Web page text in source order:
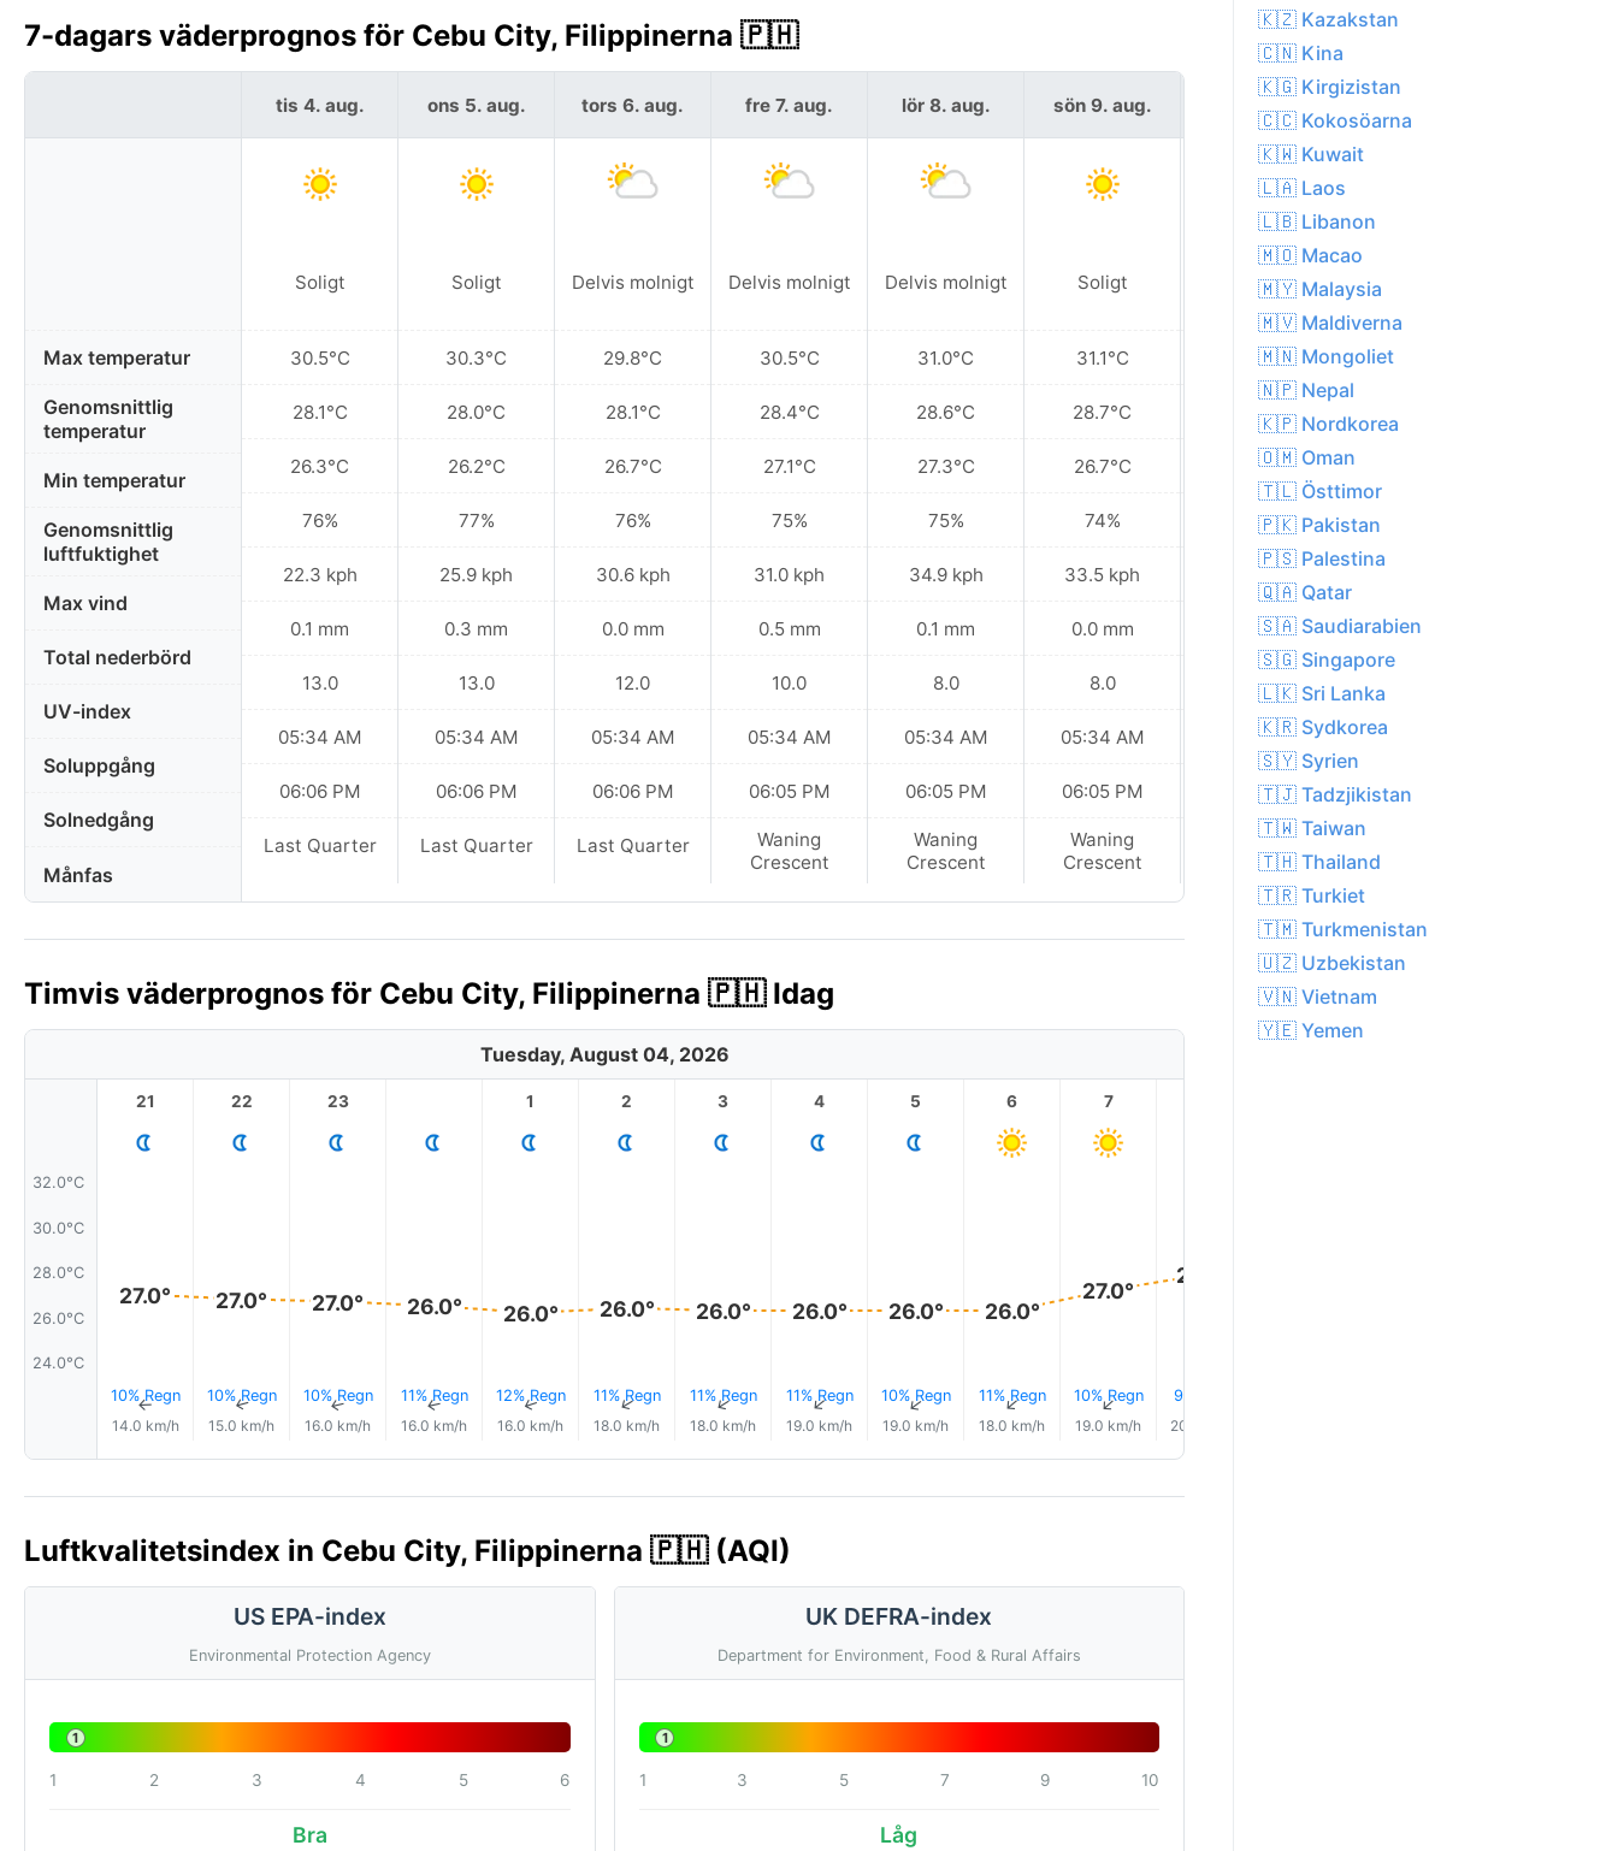
7-dagars väderprognos för Cebu City, Filippinerna 🇵🇭
Max temperatur
Genomsnittlig
temperatur
Min temperatur
Genomsnittlig
luftfuktighet
Max vind
Total nederbörd
UV-index
Soluppgång
Solnedgång
Månfas
tis 4. aug.
Soligt
30.5°C
28.1°C
26.3°C
76%
22.3 kph
0.1 mm
13.0
05:34 AM
06:06 PM
Last Quarter
ons 5. aug.
Soligt
30.3°C
28.0°C
26.2°C
77%
25.9 kph
0.3 mm
13.0
05:34 AM
06:06 PM
Last Quarter
tors 6. aug.
Delvis molnigt
29.8°C
28.1°C
26.7°C
76%
30.6 kph
0.0 mm
12.0
05:34 AM
06:06 PM
Last Quarter
fre 7. aug.
Delvis molnigt
30.5°C
28.4°C
27.1°C
75%
31.0 kph
0.5 mm
10.0
05:34 AM
06:05 PM
Waning
Crescent
lör 8. aug.
Delvis molnigt
31.0°C
28.6°C
27.3°C
75%
34.9 kph
0.1 mm
8.0
05:34 AM
06:05 PM
Waning
Crescent
sön 9. aug.
Soligt
31.1°C
28.7°C
26.7°C
74%
33.5 kph
0.0 mm
8.0
05:34 AM
06:05 PM
Waning
Crescent
Soligt
30.6°C
28.7°C
27.6°C
74%
34.6 kph
0.0 mm
8.0
05:34 AM
06:04 PM
Timvis väderprognos för Cebu City, Filippinerna 🇵🇭 Idag
Tuesday, August 04, 2026
32.0°C
30.0°C
28.0°C
26.0°C
24.0°C
21
27.0°
10% Regn
↑
14.0 km/h
22
27.0°
10% Regn
↑
15.0 km/h
23
27.0°
10% Regn
↑
16.0 km/h
26.0°
11% Regn
↑
16.0 km/h
1
26.0°
12% Regn
↑
16.0 km/h
2
26.0°
11% Regn
↑
18.0 km/h
3
26.0°
11% Regn
↑
18.0 km/h
4
26.0°
11% Regn
↑
19.0 km/h
5
26.0°
10% Regn
↑
19.0 km/h
6
26.0°
11% Regn
↑
18.0 km/h
7
27.0°
10% Regn
↑
19.0 km/h
28.0°
9% Regn
20.0 km/h
Luftkvalitetsindex in Cebu City, Filippinerna 🇵🇭 (AQI)
US EPA-index
Environmental Protection Agency
1
1 2 3 4 5 6
Bra
UK DEFRA-index
Department for Environment, Food & Rural Affairs
1
1 3 5 7 9 10
Låg
🇰🇿 Kazakstan
🇨🇳 Kina
🇰🇬 Kirgizistan
🇨🇨 Kokosöarna
🇰🇼 Kuwait
🇱🇦 Laos
🇱🇧 Libanon
🇲🇴 Macao
🇲🇾 Malaysia
🇲🇻 Maldiverna
🇲🇳 Mongoliet
🇳🇵 Nepal
🇰🇵 Nordkorea
🇴🇲 Oman
🇹🇱 Östtimor
🇵🇰 Pakistan
🇵🇸 Palestina
🇶🇦 Qatar
🇸🇦 Saudiarabien
🇸🇬 Singapore
🇱🇰 Sri Lanka
🇰🇷 Sydkorea
🇸🇾 Syrien
🇹🇯 Tadzjikistan
🇹🇼 Taiwan
🇹🇭 Thailand
🇹🇷 Turkiet
🇹🇲 Turkmenistan
🇺🇿 Uzbekistan
🇻🇳 Vietnam
🇾🇪 Yemen